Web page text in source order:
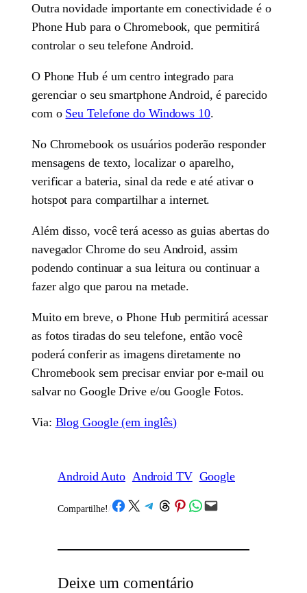
Outra novidade importante em conectividade é o
Phone Hub para o Chromebook, que permitirá
controlar o seu telefone Android.
O Phone Hub é um centro integrado para
gerenciar o seu smartphone Android, é parecido
com o Seu Telefone do Windows 10.
No Chromebook os usuários poderão responder
mensagens de texto, localizar o aparelho,
verificar a bateria, sinal da rede e até ativar o
hotspot para compartilhar a internet.
Além disso, você terá acesso as guias abertas do
navegador Chrome do seu Android, assim
podendo continuar a sua leitura ou continuar a
fazer algo que parou na metade.
Muito em breve, o Phone Hub permitirá acessar
as fotos tiradas do seu telefone, então você
poderá conferir as imagens diretamente no
Chromebook sem precisar enviar por e-mail ou
salvar no Google Drive e/ou Google Fotos.
Via: Blog Google (em inglês)
Android Auto Android TV Google
Compartilhe!/Share on Facebook
Share on X Share on Telegram
Share on Threads
Share on Pinterest
Share on WhatsApp
Email this Page
Deixe um comentário